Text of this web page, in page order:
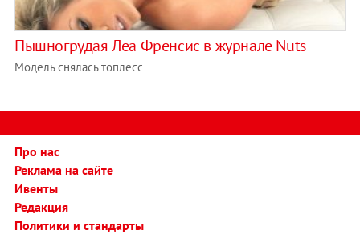
Пышногрудая Леа Френсис в журнале Nuts
Модель снялась топлесс
Про нас
Реклама на сайте
Ивенты
Редакция
Политики и стандарты